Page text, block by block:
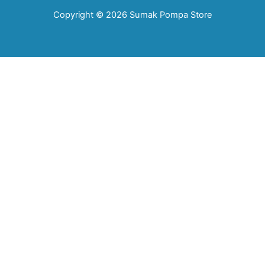
Copyright © 2026 Sumak Pompa Store